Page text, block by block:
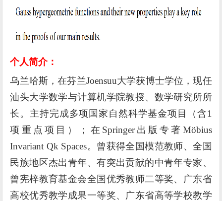
个人简介：
乌兰哈斯，在芬兰Joensuu大学获博士学位，现任
汕头大学数学与计算机学院教授、数学研究所所
长。主持完成多项国家自然科学基金项目（含1
项重点项目）；在 Springer出版专著 Möbius
Invariant Qk Spaces。曾获得全国模范教师、全国
民族地区杰出青年、有突出贡献的中青年专家、
曾宪梓教育基金会全国优秀教师二等奖、广东省
高校优秀教学成果一等奖、广东省高等学校教学